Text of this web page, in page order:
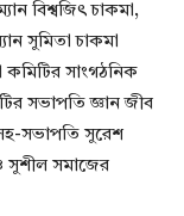
বিশ্বজিৎ চাকমা,
সুমিতা চাকমা
কমিটির সাংগঠনিক
সভাপতি জ্ঞান জীব
সভাপতি সুরেশ
সুশীল সমাজের